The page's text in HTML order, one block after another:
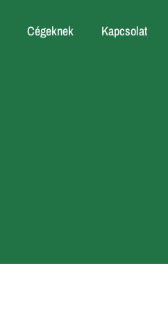
Cégeknek Kapcsolat